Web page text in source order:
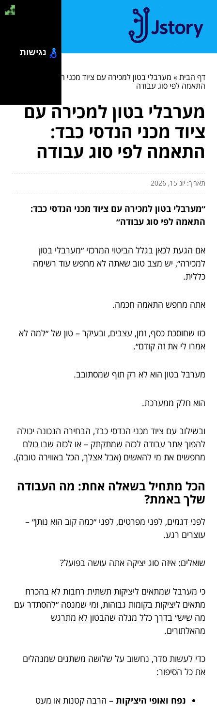
דף הבית» מערבלי בטון למכירה עם ציוד מכני הנדסי כבד:
התאמה לפי סוג עבודה
מערבלי בטון למכירה עם
ציוד מכני הנדסי כבד:
התאמה לפי סוג עבודה
תאריך: יונ 15, 2026
״מערבלי בטון למכירה עם ציוד מכני הנדסי כבד:
התאמה לפי סוג עבודה״
אם הגעת לכאן בגלל הביטוי המרכזי ״מערבלי בטון
למכירה״, יש מצב טוב שאתה לא מחפש עוד רשימה
כללית.
אתה מחפש התאמה חכמה.
כזו שחוסכת כסף, זמן, עצבים, ובעיקר – טון של ״למה לא
אמרו לי את זה קודם״.
מערבל בטון הוא לא רק תוף שמסתובב.
הוא חלק ממערכת.
ובשילוב עם ציוד מכני הנדסי כבד, הבחירה הנכונה יכולה
להפוך אתר עבודה לכזה שמתקתק – או לכזה שבו כולם
מחפשים את מי להאשים (אבל אצלך, הכל באווירה טובה).
הכל מתחיל בשאלה אחת: מה העבודה
שלך באמת?
לפני דגמים, לפני מפרטים, לפני ״כמה קוב הוא נותן״ –
עוצרים רגע.
שואלים: איזה סוג יציקה אתה עושה בפועל?
כי מערבל שמתאים ליציקות תשתית רחבות לא בהכרח
מתאים ליציקות בקומות גבוהות, ומי שמנסה ״להסתדר עם
מה שיש״ בדרך כלל מגלה שהבטון לא מתרגש
מהאלתורים.
כדי לעשות סדר, נחשוב על שלושה משתנים שמנהלים
את כל הסיפור:
נפח ואופי היציקות – הרבה קטנות או מעט
נגישות